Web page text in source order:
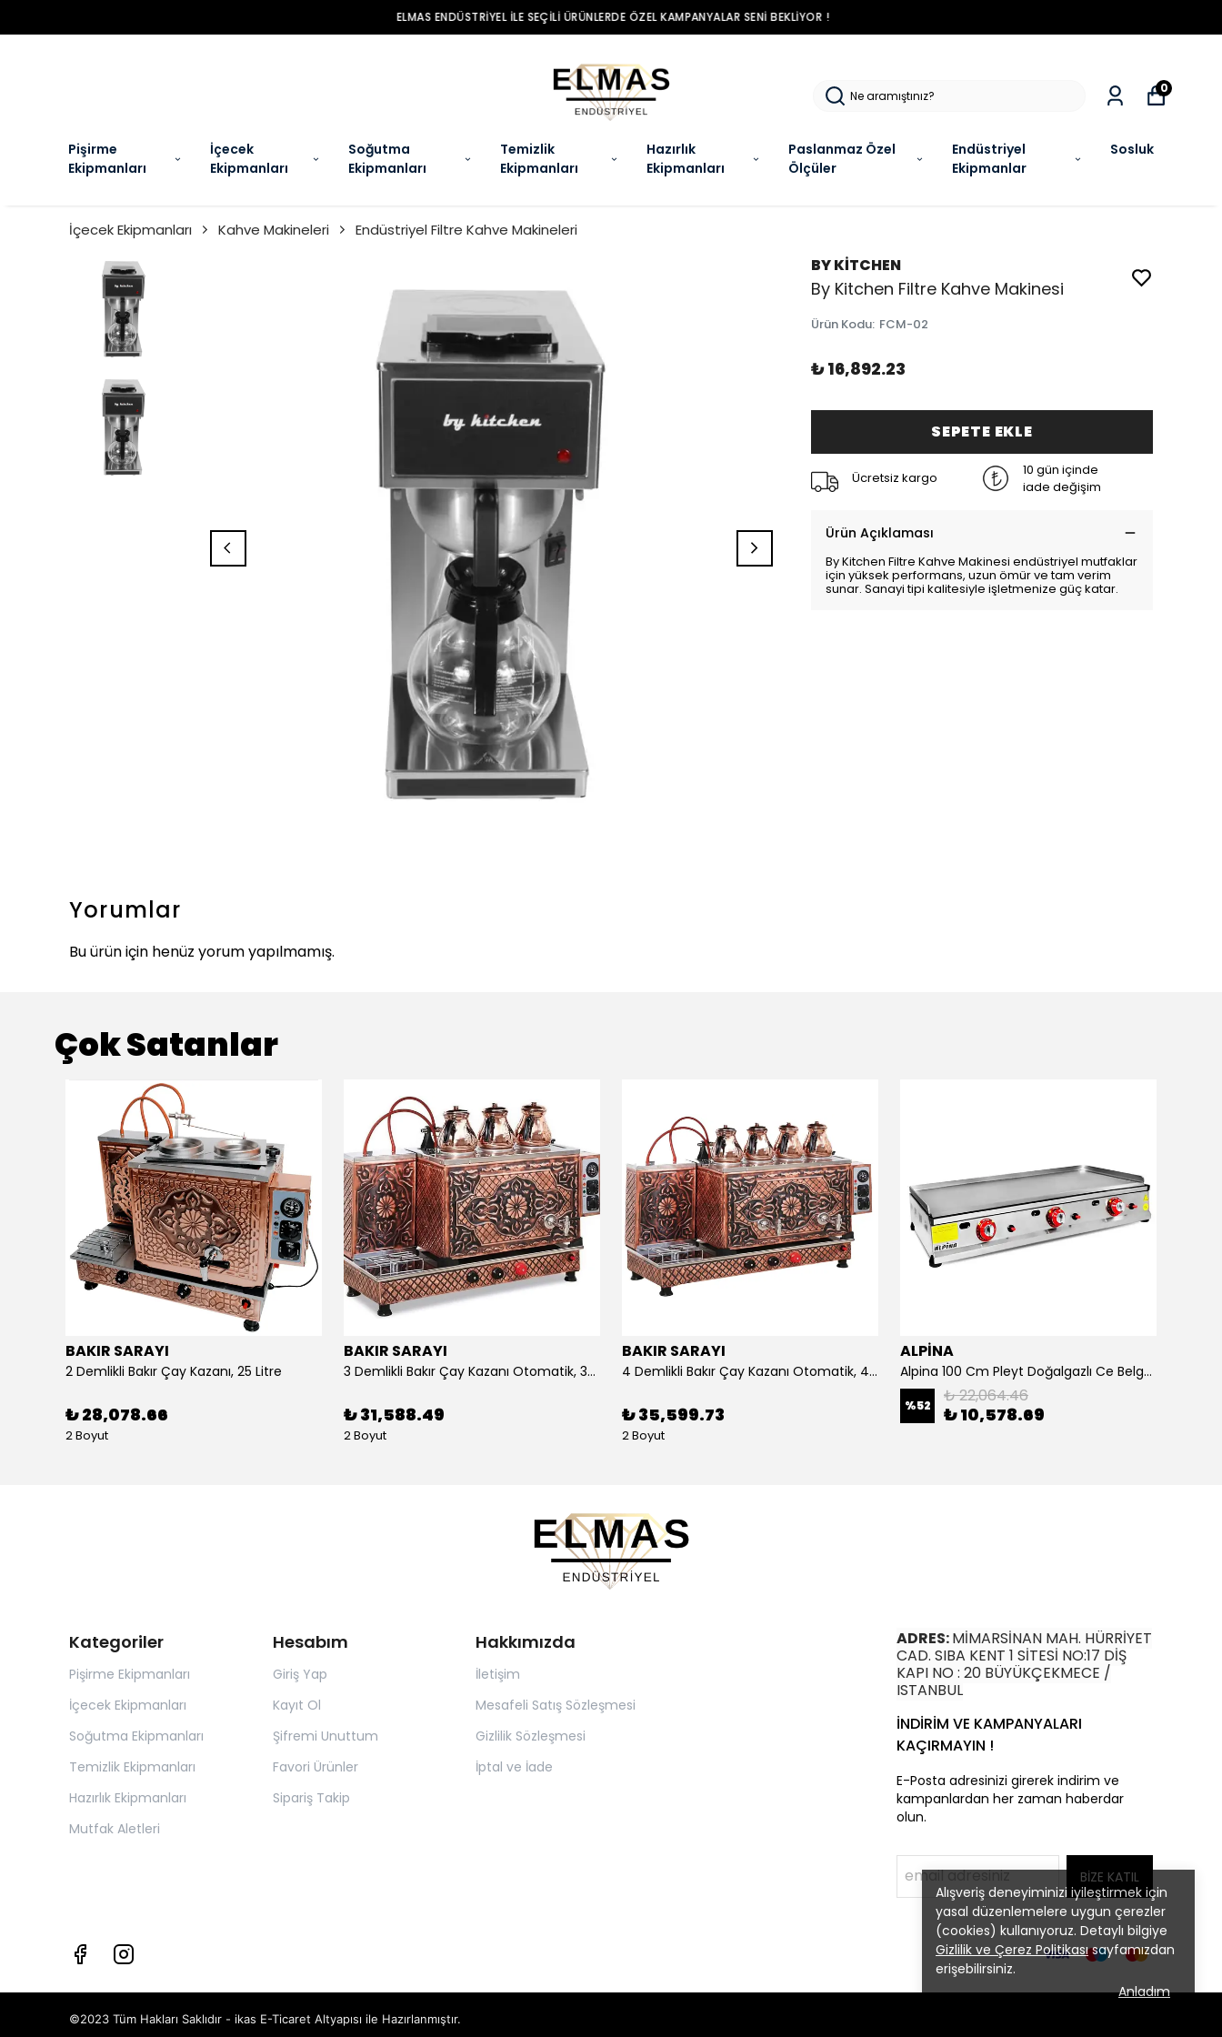
ELMAS ENDÜSTRIYEL ILE SEÇILI ÜRÜNLERDE ÖZEL KAMPANYALAR SENI BEKLIYOR !
Pişirme
Ekipmanları
İçecek
Ekipmanları
Soğutma
Ekipmanları
Temizlik
Ekipmanları
Hazırlık
Ekipmanları
Paslanmaz Özel
Ölçüler
Endüstriyel
Ekipmanlar
Sosluk
0
Alışveriş deneyiminizi iyileştirmek için
yasal düzenlemelere uygun çerezler
(cookies) kullanıyoruz. Detaylı bilgiye
Gizlilik ve Çerez Politikasısayfamızdan
erişebilirsiniz.
Anladım
İçecek Ekipmanları Kahve Makineleri Endüstriyel Filtre Kahve Makineleri
BY KİTCHEN
By Kitchen Filtre Kahve Makinesi
Ürün Kodu: FCM-02
₺ 16,892.23
SEPETE EKLE
Ücretsiz kargo
10 gün içinde
iade değişim
Ürün Açıklaması
By Kitchen Filtre Kahve Makinesi endüstriyel mutfaklar
için yüksek performans, uzun ömür ve tam verim
sunar. Sanayi tipi kalitesiyle işletmenize güç katar.
Yorumlar
Bu ürün için henüz yorum yapılmamış.
Çok Satanlar
BAKIR SARAYI
2 Demlikli Bakır Çay Kazanı, 25 Litre
₺ 28,078.66
2 Boyut
BAKIR SARAYI
3 Demlikli Bakır Çay Kazanı Otomatik, 30 Litre
₺ 31,588.49
2 Boyut
BAKIR SARAYI
4 Demlikli Bakır Çay Kazanı Otomatik, 40 Litre
₺ 35,599.73
2 Boyut
ALPİNA
Alpina 100 Cm Pleyt Doğalgazlı Ce Belgeli
%52 ₺ 22,064.46
₺ 10,578.69
Kategoriler
Pişirme Ekipmanları
İçecek Ekipmanları
Soğutma Ekipmanları
Temizlik Ekipmanları
Hazırlık Ekipmanları
Mutfak Aletleri
Hesabım
Giriş Yap
Kayıt Ol
Şifremi Unuttum
Favori Ürünler
Sipariş Takip
Hakkımızda
İletişim
Mesafeli Satış Sözleşmesi
Gizlilik Sözleşmesi
İptal ve İade
ADRES:MİMARSİNAN MAH. HÜRRİYET
CAD. SIBA KENT 1 SİTESİ NO:17 DİŞ
KAPI NO : 20 BÜYÜKÇEKMECE /
ISTANBUL
İNDİRİM VE KAMPANYALARI
KAÇIRMAYIN !
E-Posta adresinizi girerek indirim ve
kampanlardan her zaman haberdar
olun.
BİZE KATIL
©2023 Tüm Hakları Saklıdır - ikas E-Ticaret Altyapısı ile Hazırlanmıştır.